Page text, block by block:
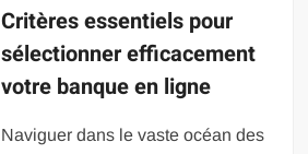
Critères essentiels pour
sélectionner efficacement
votre banque en ligne
Naviguer dans le vaste océan des